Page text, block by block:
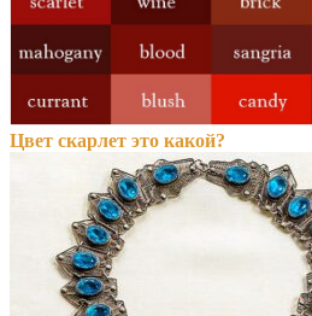
Цвет скарлет это какой?